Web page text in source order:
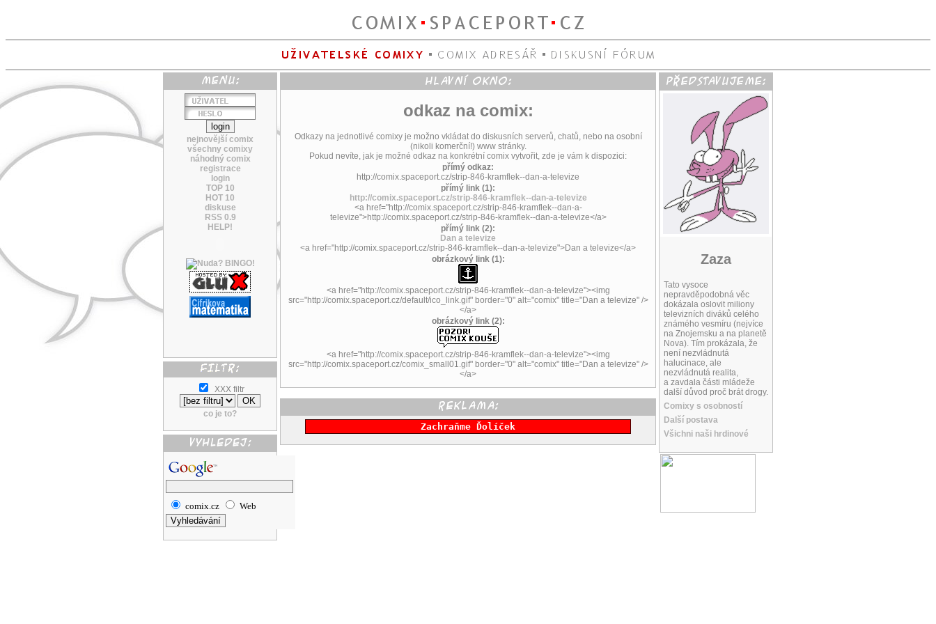
nejnovější comix
všechny comixy
náhodný comix
registrace
login
TOP 10
HOT 10
diskuse
RSS 0.9
HELP!
XXX filtr
co je to?
comix.cz Web
odkaz na comix:
Odkazy na jednotlivé comixy je možno vkládat do diskusních serverů, chatů, nebo na osobní
(nikoli komerční!) www stránky.
Pokud nevíte, jak je možné odkaz na konkrétní comix vytvořit, zde je vám k dispozici:
přímý odkaz:
http://comix.spaceport.cz/strip-846-kramflek--dan-a-televize
přímý link (1):
http://comix.spaceport.cz/strip-846-kramflek--dan-a-televize
<a href="http://comix.spaceport.cz/strip-846-kramflek--dan-a-
televize">http://comix.spaceport.cz/strip-846-kramflek--dan-a-televize</a>
přímý link (2):
Dan a televize
<a href="http://comix.spaceport.cz/strip-846-kramflek--dan-a-televize">Dan a televize</a>
obrázkový link (1):
<a href="http://comix.spaceport.cz/strip-846-kramflek--dan-a-televize"><img
src="http://comix.spaceport.cz/default/ico_link.gif" border="0" alt="comix" title="Dan a televize" />
</a>
obrázkový link (2):
<a href="http://comix.spaceport.cz/strip-846-kramflek--dan-a-televize"><img
src="http://comix.spaceport.cz/comix_small01.gif" border="0" alt="comix" title="Dan a televize" />
</a>
Zachraňme Ďolíček
Zaza
Tato vysoce
nepravděpodobná věc
dokázala oslovit miliony
televizních diváků celého
známého vesmíru (nejvíce
na Znojemsku a na planetě
Nova). Tím prokázala, že
není nezvládnutá
halucinace, ale
nezvládnutá realita,
a zavdala části mládeže
další důvod proč brát drogy.
Comixy s osobností
Další postava
Všichni naši hrdinové